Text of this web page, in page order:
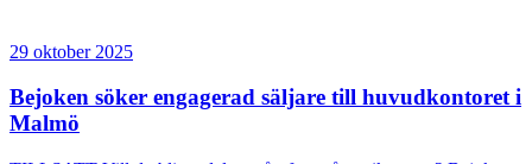
29 oktober 2025
Bejoken söker engagerad säljare till huvudkontoret i
Malmö